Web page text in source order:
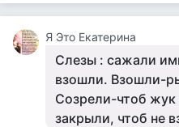
Я Это Екатерина
Слезы : сажали
взошли. Взошли-
Созрели-чтоб
закрыли, чтоб не